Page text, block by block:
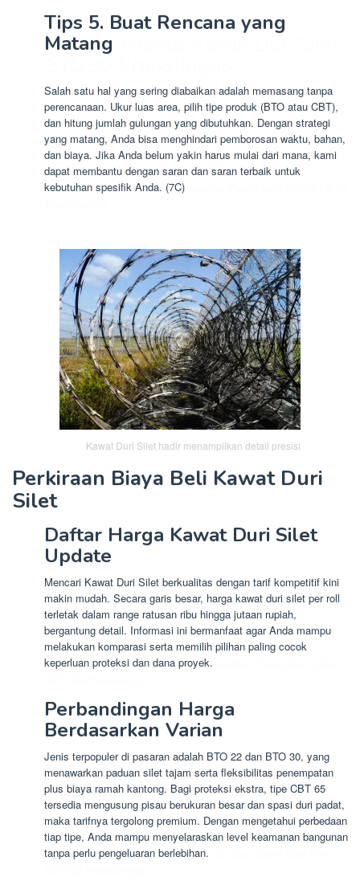
Tips 5. Buat Rencana yang
Matang
Salah satu hal yang sering diabaikan adalah memasang tanpa
perencanaan. Ukur luas area, pilih tipe produk (BTO atau CBT),
dan hitung jumlah gulungan yang dibutuhkan. Dengan strategi
yang matang, Anda bisa menghindari pemborosan waktu, bahan,
dan biaya. Jika Anda belum yakin harus mulai dari mana, kami
dapat membantu dengan saran dan saran terbaik untuk
kebutuhan spesifik Anda. (7C)
Kawat Duri Silet hadir menampilkan detail presisi
Perkiraan Biaya Beli Kawat Duri
Silet
Daftar Harga Kawat Duri Silet
Update
Mencari Kawat Duri Silet berkualitas dengan tarif kompetitif kini
makin mudah. Secara garis besar, harga kawat duri silet per roll
terletak dalam range ratusan ribu hingga jutaan rupiah,
bergantung detail. Informasi ini bermanfaat agar Anda mampu
melakukan komparasi serta memilih pilihan paling cocok
keperluan proteksi dan dana proyek.
Perbandingan Harga
Berdasarkan Varian
Jenis terpopuler di pasaran adalah BTO 22 dan BTO 30, yang
menawarkan paduan silet tajam serta fleksibilitas penempatan
plus biaya ramah kantong. Bagi proteksi ekstra, tipe CBT 65
tersedia mengusung pisau berukuran besar dan spasi duri padat,
maka tarifnya tergolong premium. Dengan mengetahui perbedaan
tiap tipe, Anda mampu menyelaraskan level keamanan bangunan
tanpa perlu pengeluaran berlebihan.